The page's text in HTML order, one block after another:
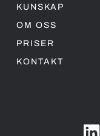
KUNSKAP
OM OSS
PRISER
KONTAKT